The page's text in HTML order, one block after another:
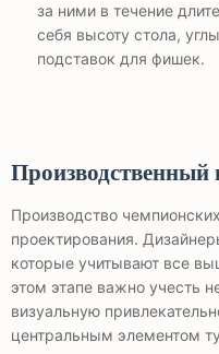
за ними в течение
себя высоту стола,
подставок для фишек.
Производственный
Производство
проектирования.
которые учитывают все
этом этапе важно учесть
визуальную
центральным элементом